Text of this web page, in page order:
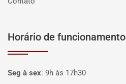
Horário de funcionamento
Seg à sex: 9h às 17h30